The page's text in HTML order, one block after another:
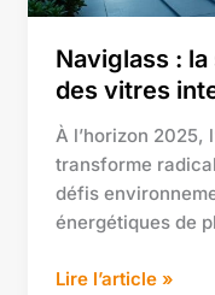
Naviglass :
des vitres
À l’horizon 2025,
transforme
défis
énergétiques de
en
Lire l’article »